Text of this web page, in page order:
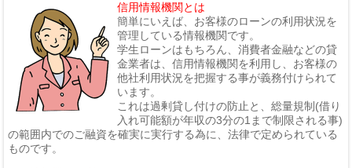
信用情報機関とは
簡単にいえば、お客様のローンの利用状況を
管理している情報機関です。
学生ローンはもちろん、消費者金融などの貸
金業者は、信用情報機関を利用し、お客様の
他社利用状況を把握する事が義務付けられて
います。
これは過剰貸し付けの防止と、総量規制(借り
入れ可能額が年収の3分の1まで制限される事)
の範囲内でのご融資を確実に実行する為に、法律で定められている
ものです。